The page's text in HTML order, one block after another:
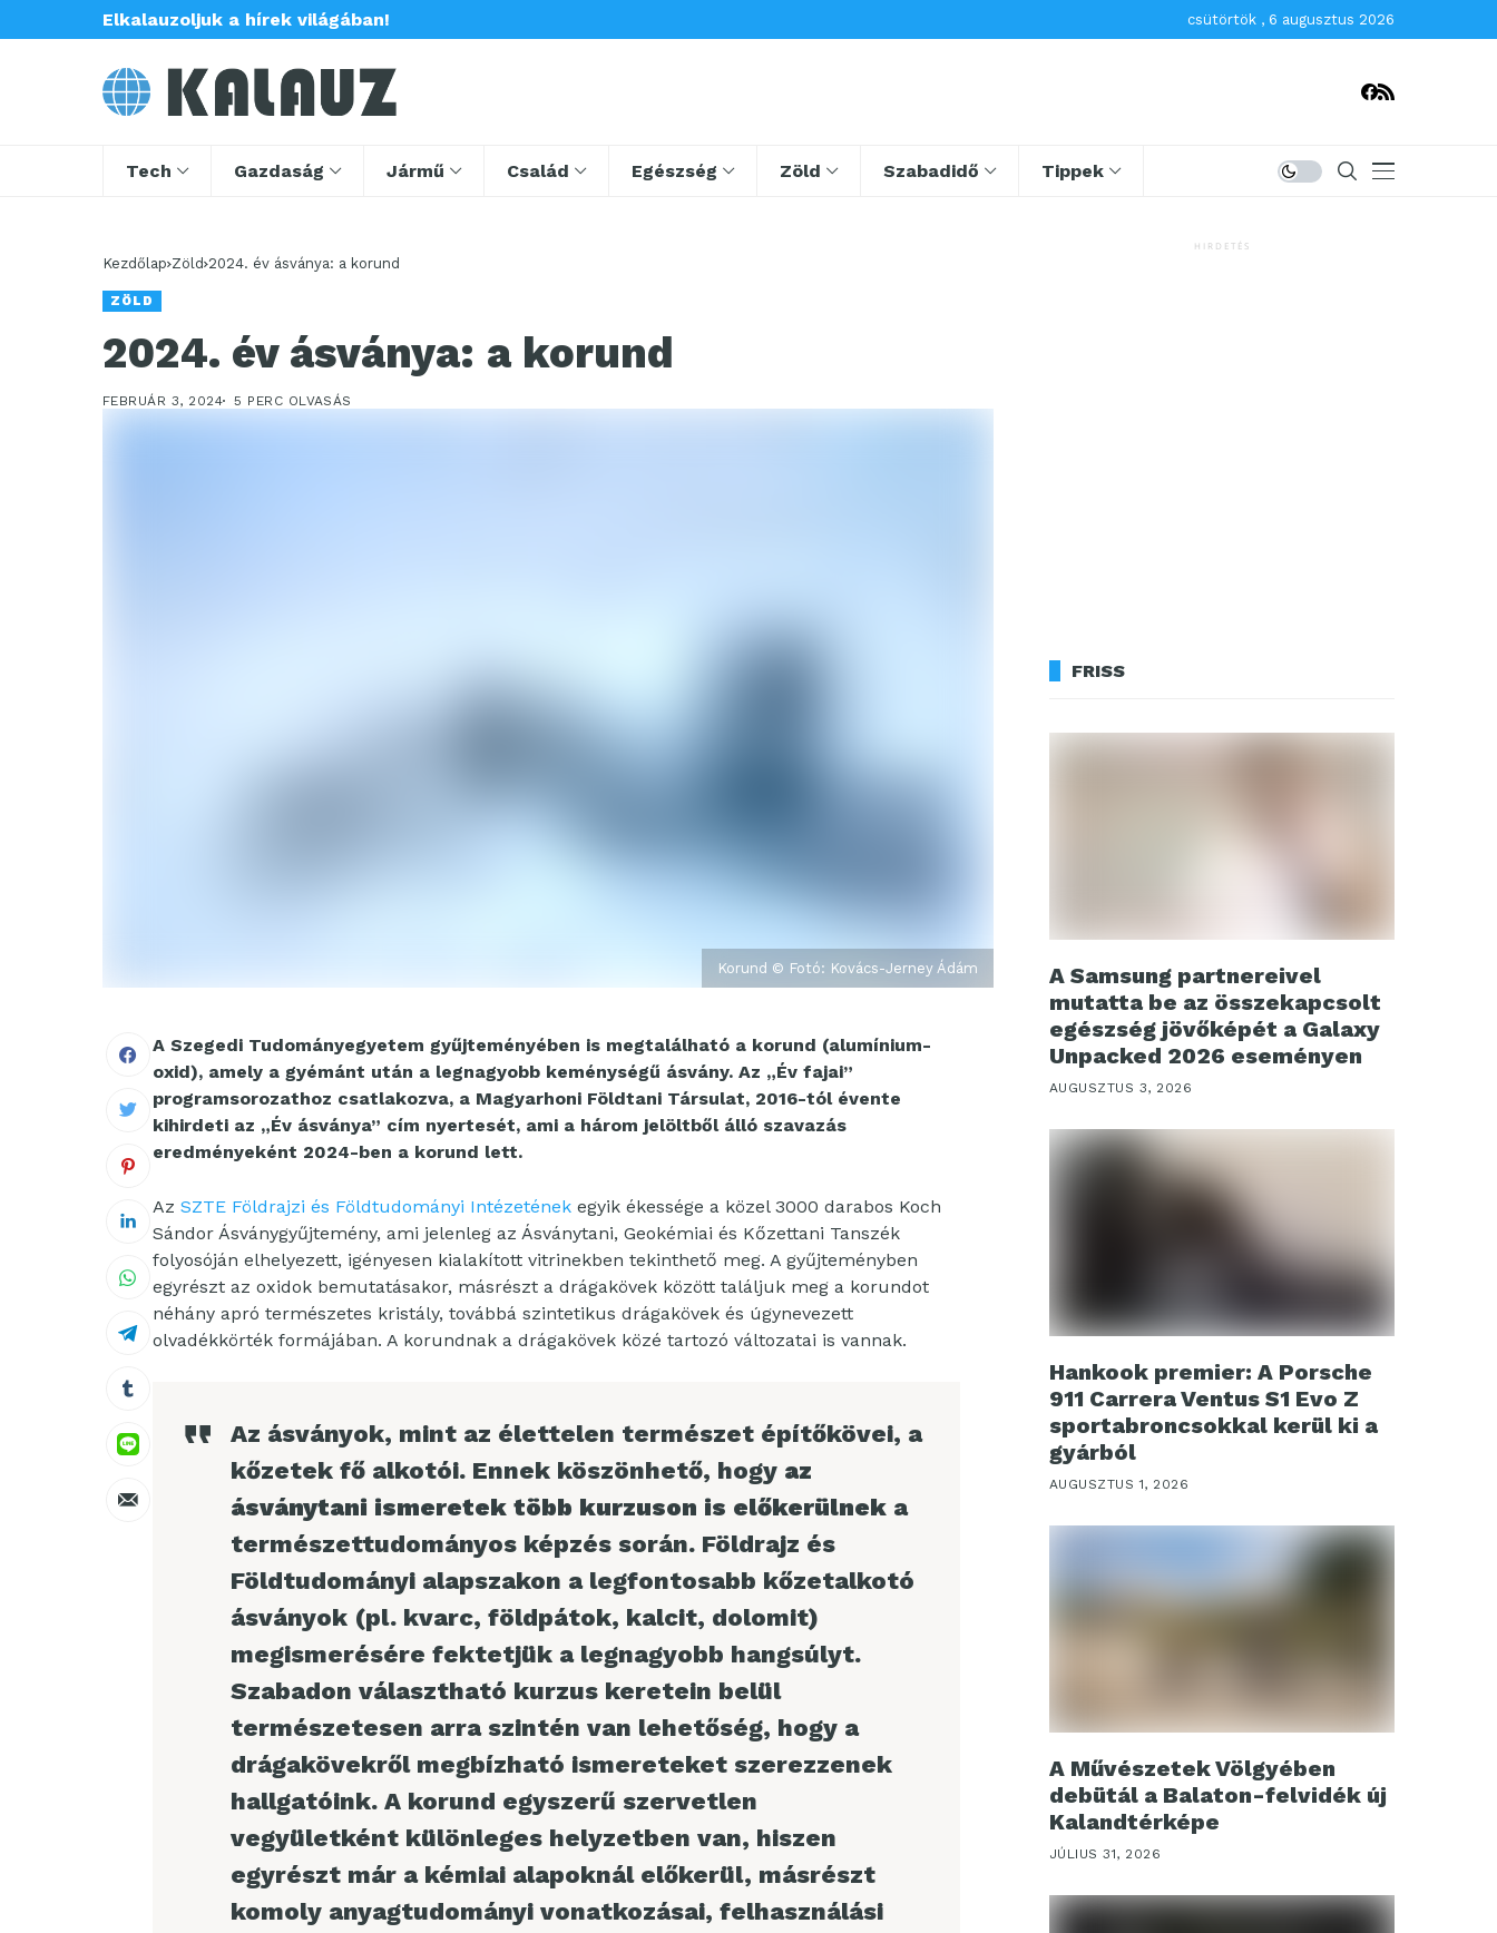
Elkalauzoljuk a hírek világában! csütörtök , 6 augusztus 2026
Tech Gazdaság Jármű Család Egészség Zöld Szabadidő Tippek
Kezdőlap Zöld 2024. év ásványa: a korund
ZÖLD
2024. év ásványa: a korund
FEBRUÁR 3, 2024 5 PERC OLVASÁS
Korund © Fotó: Kovács-Jerney Ádám
A Szegedi Tudományegyetem gyűjteményében is megtalálható a korund (alumínium-
oxid), amely a gyémánt után a legnagyobb keménységű ásvány. Az „Év fajai”
programsorozathoz csatlakozva, a Magyarhoni Földtani Társulat, 2016-tól évente
kihirdeti az „Év ásványa” cím nyertesét, ami a három jelöltből álló szavazás
eredményeként 2024-ben a korund lett.
Az SZTE Földrajzi és Földtudományi Intézetének egyik ékessége a közel 3000 darabos Koch
Sándor Ásványgyűjtemény, ami jelenleg az Ásványtani, Geokémiai és Kőzettani Tanszék
folyosóján elhelyezett, igényesen kialakított vitrinekben tekinthető meg. A gyűjteményben
egyrészt az oxidok bemutatásakor, másrészt a drágakövek között találjuk meg a korundot
néhány apró természetes kristály, továbbá szintetikus drágakövek és úgynevezett
olvadékkörték formájában. A korundnak a drágakövek közé tartozó változatai is vannak.
Az ásványok, mint az élettelen természet építőkövei, a
kőzetek fő alkotói. Ennek köszönhető, hogy az
ásványtani ismeretek több kurzuson is előkerülnek a
természettudományos képzés során. Földrajz és
Földtudományi alapszakon a legfontosabb kőzetalkotó
ásványok (pl. kvarc, földpátok, kalcit, dolomit)
megismerésére fektetjük a legnagyobb hangsúlyt.
Szabadon választható kurzus keretein belül
természetesen arra szintén van lehetőség, hogy a
drágakövekről megbízható ismereteket szerezzenek
hallgatóink. A korund egyszerű szervetlen
vegyületként különleges helyzetben van, hiszen
egyrészt már a kémiai alapoknál előkerül, másrészt
komoly anyagtudományi vonatkozásai, felhasználási
HIRDETÉS
FRISS
A Samsung partnereivel
mutatta be az összekapcsolt
egészség jövőképét a Galaxy
Unpacked 2026 eseményen
AUGUSZTUS 3, 2026
Hankook premier: A Porsche
911 Carrera Ventus S1 Evo Z
sportabroncsokkal kerül ki a
gyárból
AUGUSZTUS 1, 2026
A Művészetek Völgyében
debütál a Balaton-felvidék új
Kalandtérképe
JÚLIUS 31, 2026